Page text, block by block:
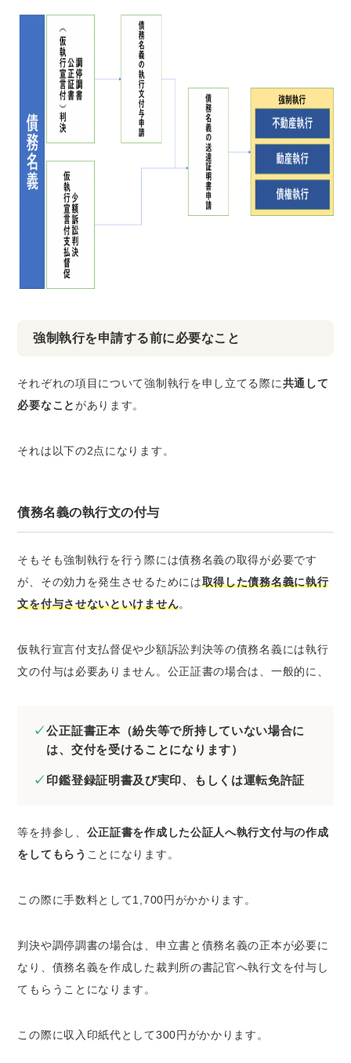
強制執行を申請する前に必要なこと
それぞれの項目について強制執行を申し立てる際に共通して
必要なことがあります。
それは以下の2点になります。
債務名義の執行文の付与
そもそも強制執行を行う際には債務名義の取得が必要です
が、その効力を発生させるためには取得した債務名義に執行
文を付与させないといけません。
仮執行宣言付支払督促や少額訴訟判決等の債務名義には執行
文の付与は必要ありません。公正証書の場合は、一般的に、
公正証書正本（紛失等で所持していない場合に
は、交付を受けることになります）
印鑑登録証明書及び実印、もしくは運転免許証
等を持参し、 公正証書を作成した公証人へ執行文付与の作成
をしてもらう ことになります。
この際に手数料として1,700円がかかります。
判決や調停調書の場合は、申立書と債務名義の正本が必要に
なり、債務名義を作成した裁判所の書記官へ執行文を付与し
てもらうことになります。
この際に収入印紙代として300円がかかります。